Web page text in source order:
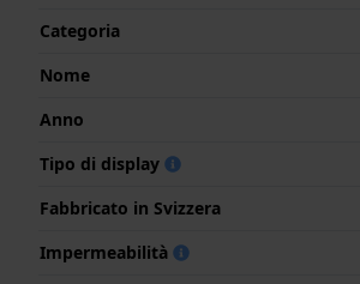
Categoria
Nome
Anno
Tipo di display
Fabbricato in Svizzera
Impermeabilità